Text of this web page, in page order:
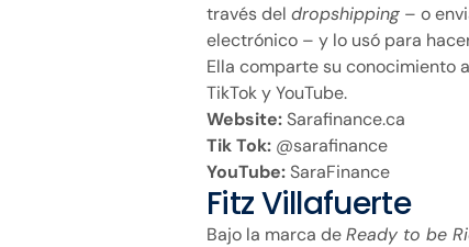
través del dropshipping – o
electrónico – y lo usó para
Ella comparte su conocimiento
TikTok y YouTube.
Website:Sarafinance.ca
Tik Tok: @sarafinance
YouTube:SaraFinance
Fitz Villafuerte
Bajo la marca deReady to be